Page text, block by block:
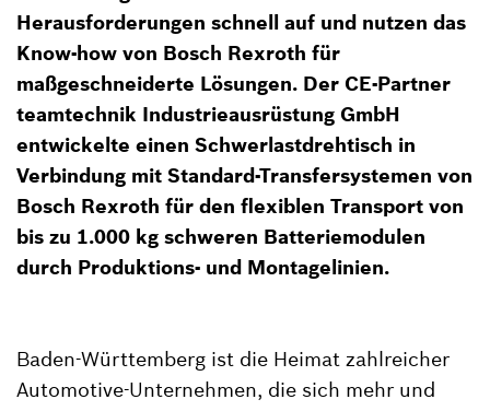
Herausforderungen schnell auf und nutzen das
Know-how von Bosch Rexroth für
maßgeschneiderte Lösungen. Der CE-Partner
teamtechnik Industrieausrüstung GmbH
entwickelte einen Schwerlastdrehtisch in
Verbindung mit Standard-Transfersystemen von
Bosch Rexroth für den flexiblen Transport von
bis zu 1.000 kg schweren Batteriemodulen
durch Produktions- und Montagelinien.
Baden-Württemberg ist die Heimat zahlreicher
Automotive-Unternehmen, die sich mehr und